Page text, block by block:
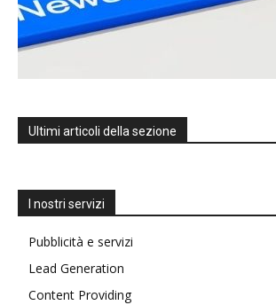
Ultimi articoli della sezione
I nostri servizi
Pubblicità e servizi
Lead Generation
Content Providing